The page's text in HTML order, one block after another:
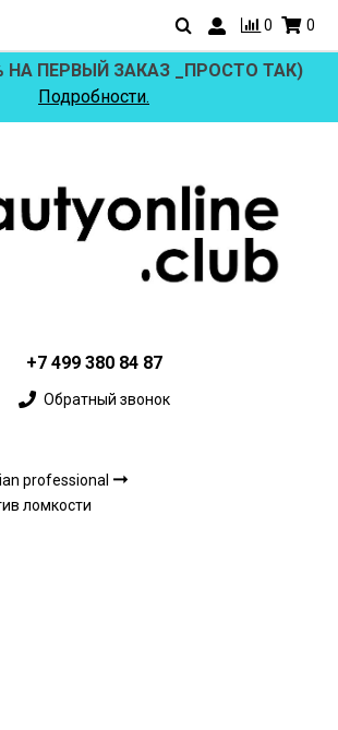
0 0
НА ПЕРВЫЙ ЗАКАЗ _ПРОСТО ТАК)
Подробности.
+7 499 380 84 87
Обратный звонок
professional
ломкости